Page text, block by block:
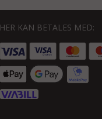
HER KAN BETALES MED: